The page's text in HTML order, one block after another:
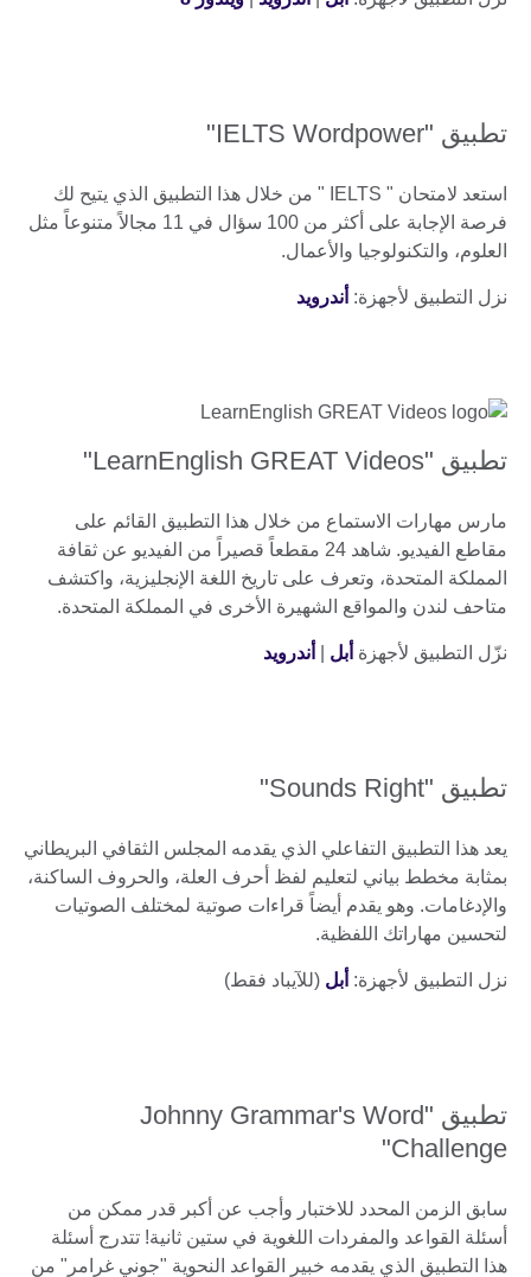
تطبيق "IELTS Wordpower"
استعد لامتحان " IELTS " من خلال هذا التطبيق الذي يتيح لك
فرصة الإجابة على أكثر من 100 سؤال في 11 مجالاً متنوعاً مثل
العلوم، والتكنولوجيا والأعمال.
نزل التطبيق لأجهزة: أندرويد
تطبيق "LearnEnglish GREAT Videos"
مارس مهارات الاستماع من خلال هذا التطبيق القائم على
مقاطع الفيديو. شاهد 24 مقطعاً قصيراً من الفيديو عن ثقافة
المملكة المتحدة، وتعرف على تاريخ اللغة الإنجليزية، واكتشف
متاحف لندن والمواقع الشهيرة الأخرى في المملكة المتحدة.
نزّل التطبيق لأجهزة أبل أندرويد
تطبيق "Sounds Right"
يعد هذا التطبيق التفاعلي الذي يقدمه المجلس الثقافي البريطاني
بمثابة مخطط بياني لتعليم لفظ أحرف العلة، والحروف الساكنة،
والإدغامات. وهو يقدم أيضاً قراءات صوتية لمختلف الصوتيات
لتحسين مهاراتك اللفظية.
نزل التطبيق لأجهزة: أبل (للآيباد فقط)
تطبيق "Johnny Grammar's Word
Challenge"
سابق الزمن المحدد للاختبار وأجب عن أكبر قدر ممكن من
أسئلة القواعد والمفردات اللغوية في ستين ثانية! تتدرج أسئلة
هذا التطبيق الذي يقدمه خبير القواعد النحوية "جوني غرامر" من